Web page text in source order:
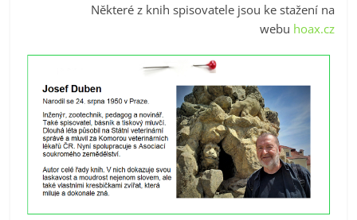
Některé z knih spisovatele jsou ke stažení na
webu hoax.cz